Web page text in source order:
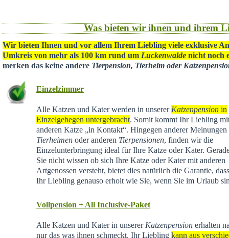
Was bieten wir ihnen und ihrem
Wir bieten Ihnen und vor allem Ihrem Liebling viele exklusive
Umkreis von mehr als 100 km rund um Luckenwalde nicht noch
merken das keine andere Tierpension, Tierheim oder
Einzelzimmer
Alle Katzen und Kater werden in unserer Katzenpensionin
Einzelgehegen untergebracht. Somit kommt Ihr Liebling
anderen Katze „in Kontakt“. Hingegen anderer Meinungen
Tierheimenoder anderen Tierpensionen, finden wir die
Einzelunterbringung ideal für Ihre Katze oder Kater.
Sie nicht wissen ob sich Ihre Katze oder Kater mit anderen
Artgenossen versteht, bietet dies natürlich die Garantie,
Ihr Liebling genauso erholt wie Sie, wenn Sie im Urlaub
Vollpension + All Inclusive-Paket
Alle Katzen und Kater in unserer Katzenpensionerhalten
nur das was ihnen schmeckt. Ihr Liebling kann aus